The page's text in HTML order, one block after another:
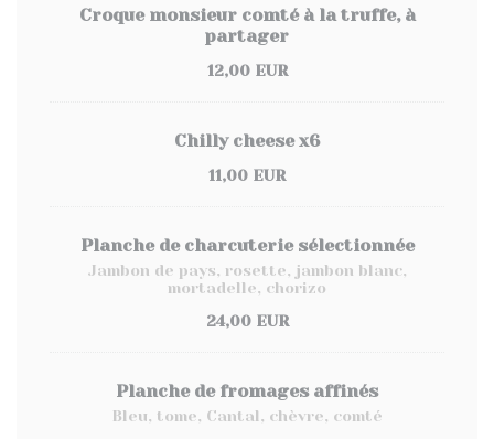
Croque monsieur comté à la truffe, à
partager
12,00 EUR
Chilly cheese x6
11,00 EUR
Planche de charcuterie sélectionnée
Jambon de pays, rosette, jambon blanc,
mortadelle, chorizo
24,00 EUR
Planche de fromages affinés
Bleu, tome, Cantal, chèvre, comté